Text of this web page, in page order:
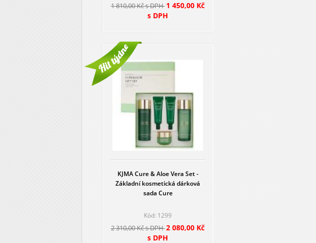
1 810,00 Kč s DPH1 450,00 Kč
s DPH
KJMA Cure & Aloe Vera Set -
Základní kosmetická dárková
sada Cure
Kód: 1299
2 310,00 Kč s DPH2 080,00 Kč
s DPH